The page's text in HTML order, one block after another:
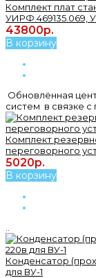
Комплект плат
УИРФ.469135.069,
43800р.
В корзину
Обновлённая
систем в связке с
Комплект
переговорного
5020р.
В корзину
Конденсатор
для ВУ-1